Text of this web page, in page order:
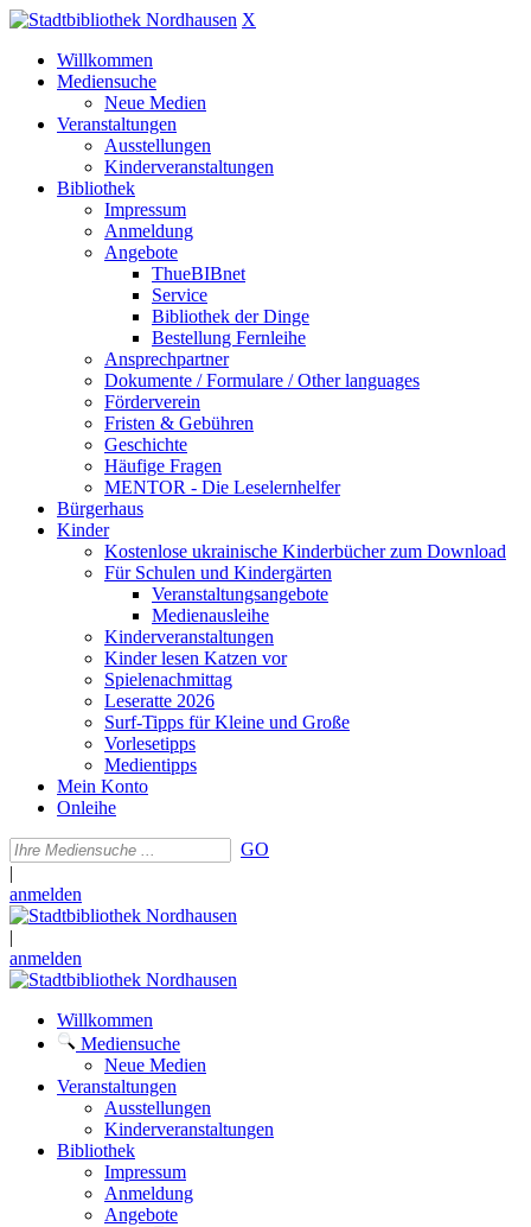
X
Willkommen
Mediensuche
Neue Medien
Veranstaltungen
Ausstellungen
Kinderveranstaltungen
Bibliothek
Impressum
Anmeldung
Angebote
ThueBIBnet
Service
Bibliothek der Dinge
Bestellung Fernleihe
Ansprechpartner
Dokumente / Formulare / Other languages
Förderverein
Fristen & Gebühren
Geschichte
Häufige Fragen
MENTOR - Die Leselernhelfer
Bürgerhaus
Kinder
Kostenlose ukrainische Kinderbücher zum Download
Für Schulen und Kindergärten
Veranstaltungsangebote
Medienausleihe
Kinderveranstaltungen
Kinder lesen Katzen vor
Spielenachmittag
Leseratte 2026
Surf-Tipps für Kleine und Große
Vorlesetipps
Medientipps
Mein Konto
Onleihe
GO
|
anmelden
|
anmelden
Willkommen
Mediensuche
Neue Medien
Veranstaltungen
Ausstellungen
Kinderveranstaltungen
Bibliothek
Impressum
Anmeldung
Angebote